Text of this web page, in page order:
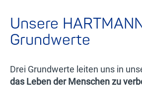
Unsere
Grundwerte
Drei Grundwerte leiten uns in
das Leben der Menschen zu